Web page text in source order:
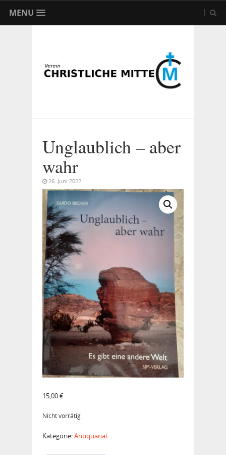
MENU
Unglaublich – aber
wahr
26. Juni 2022
15,00€
Nicht vorrätig
Kategorie:Antiquariat